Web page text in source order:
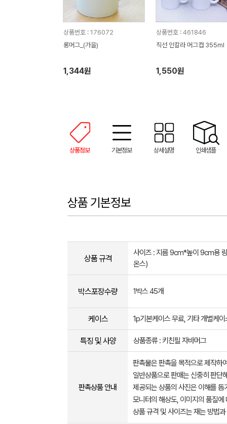
상품번호 : 176072
롱머그_(가을)
1,344원
상품번호 : 461846
직선 인칼라 머그컵 355ml
1,550원
상품정보 기본정보 상세설명 인쇄샘플
상품 기본정보
상품 규격
사이즈 : 지름 9cm*높이 9cm용
온스)
박스포장수량 1박스 45개
케이스 1p기본케이스 무료, 기타 개별케
특징 및 사양 상품종류 : 키친필 자바머그
판촉상품 안내
판촉물은 판촉을 목적으로 제작하
일반상품으로 판매는 신중히 판단
제공되는 상품의 사진은 이해를
모니터의 해상도, 이미지의 품질
상품 규격 및 사이즈는 재는 방법